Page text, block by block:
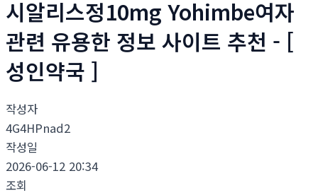
시알리스정10mg Yohimbe여자
관련 유용한 정보 사이트 추천 - [
성인약국 ]
작성자
4G4HPnad2
작성일
2026-06-12 20:34
조회